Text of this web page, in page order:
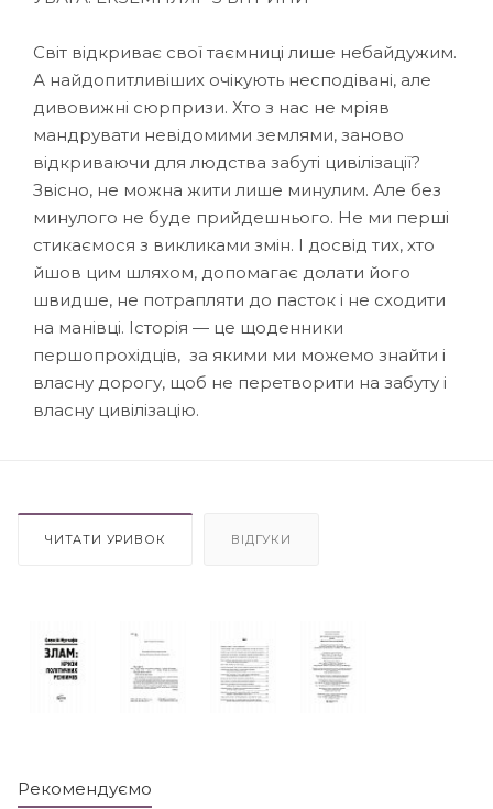
Світ відкриває свої таємниці лише небайдужим.
А найдопитливіших очікують несподівані, але
дивовижні сюрпризи. Хто з нас не мріяв
мандрувати невідомими землями, заново
відкриваючи для людства забуті цивілізації?
Звісно, не можна жити лише минулим. Але без
минулого не буде прийдешнього. Не ми перші
стикаємося з викликами змін. І досвід тих, хто
йшов цим шляхом, допомагає долати його
швидше, не потрапляти до пасток і не сходити
на манівці. Історія — це щоденники
першопрохідців, за якими ми можемо знайти і
власну дорогу, щоб не перетворити на забуту і
власну цивілізацію.
ЧИТАТИ УРИВОК ВІДГУКИ
Рекомендуємо